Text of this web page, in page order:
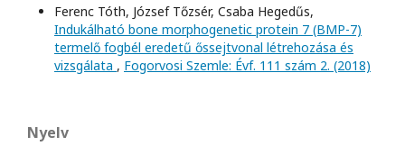
Ferenc Tóth, József Tőzsér, Csaba Hegedűs,
Indukálható bone morphogenetic protein 7 (BMP-7)
termelő fogbél eredetű őssejtvonal létrehozása és
vizsgálata , Fogorvosi Szemle: Évf. 111 szám 2. (2018)
Nyelv